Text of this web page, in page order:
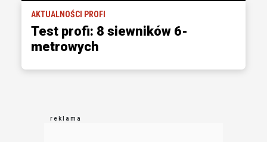
AKTUALNOŚCI PROFI
Test profi: 8 siewników 6-
metrowych